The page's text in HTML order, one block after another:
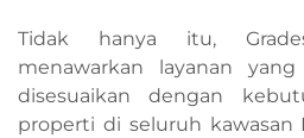
Tidak hanya itu,
menawarkan layanan
disesuaikan dengan
properti di seluruh kawasan